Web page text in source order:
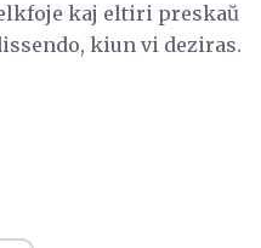
kaj eltiri preskaŭ
kiun vi deziras.